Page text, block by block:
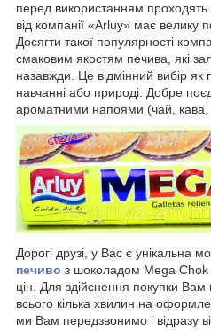
перед використанням проходять
від компанії «Arluy» має велику
Досягти такої популярності
смаковим якостям печива, які
назавжди. Це відмінний вибір як
навчанні або природі. Добре
ароматними напоями (чай,
Дорогі друзі, у Вас є унікальна
печиво з шоколадом Mega Chok
цін. Для здійснення покупки Вам
всього кілька хвилин на
ми Вам передзвонимо і відразу